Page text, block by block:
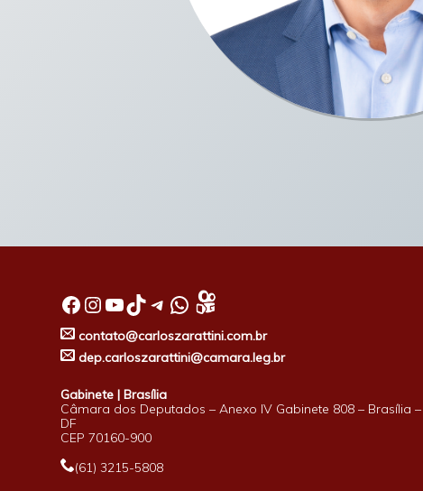
Facebook InstagramYoutube TikTok Telegram WhatsApp
contato@carloszarattini.com.br
dep.carloszarattini@camara.leg.br
Gabinete | Brasília
Câmara dos Deputados – Anexo IV Gabinete 808 – Brasília –
DF
CEP 70160-900
(61) 3215-5808